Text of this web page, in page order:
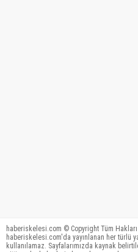
haberiskelesi.com © Copyright Tüm Hakları
haberiskelesi.com'da yayınlanan her türlü
kullanılamaz. Sayfalarımızda kaynak